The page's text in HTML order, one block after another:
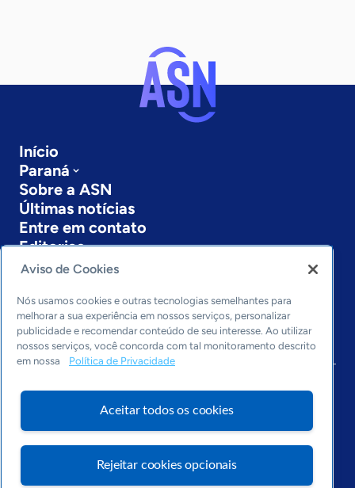
Início
Paraná
Sobre a ASN
Últimas notícias
Entre em contato
Editorias
Economia & Política
Inovação & Tecnologia
Cultura empreendedora
Dados
Arquivo
Aviso de Cookies
Nós usamos cookies e outras tecnologias semelhantes para
melhorar a sua experiência em nossos serviços, personalizar
publicidade e recomendar conteúdo de seu interesse. Ao utilizar
nossos serviços, você concorda com tal monitoramento descrito
em nossa
Política de Privacidade
Aceitar todos os cookies
Rejeitar cookies opcionais